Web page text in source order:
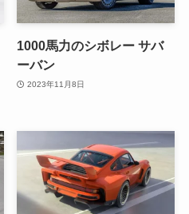
1000馬力のシボレー サバ
ーバン
2023年11月8日